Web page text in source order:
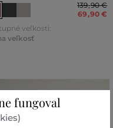
139,90 €
69,90 €
veľkosti:
veľkosť
fungoval